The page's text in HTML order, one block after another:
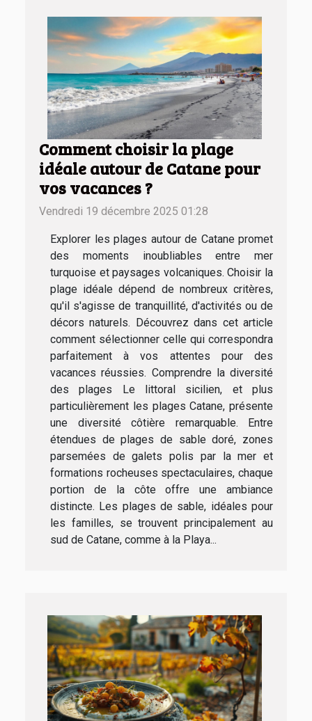
Comment choisir la plage
idéale autour de Catane pour
vos vacances ?
Vendredi 19 décembre 2025 01:28
Explorer les plages autour de Catane promet
des moments inoubliables entre mer
turquoise et paysages volcaniques. Choisir la
plage idéale dépend de nombreux critères,
qu'il s'agisse de tranquillité, d'activités ou de
décors naturels. Découvrez dans cet article
comment sélectionner celle qui correspondra
parfaitement à vos attentes pour des
vacances réussies. Comprendre la diversité
des plages Le littoral sicilien, et plus
particulièrement les plages Catane, présente
une diversité côtière remarquable. Entre
étendues de plages de sable doré, zones
parsemées de galets polis par la mer et
formations rocheuses spectaculaires, chaque
portion de la côte offre une ambiance
distincte. Les plages de sable, idéales pour
les familles, se trouvent principalement au
sud de Catane, comme à la Playa...